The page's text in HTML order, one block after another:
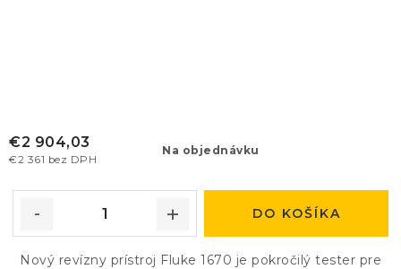
Na objednávku
€2 361 bez DPH
€2 904,03
DO KOŠÍKA
Nový revízny prístroj Fluke 1670 je pokročilý tester pre